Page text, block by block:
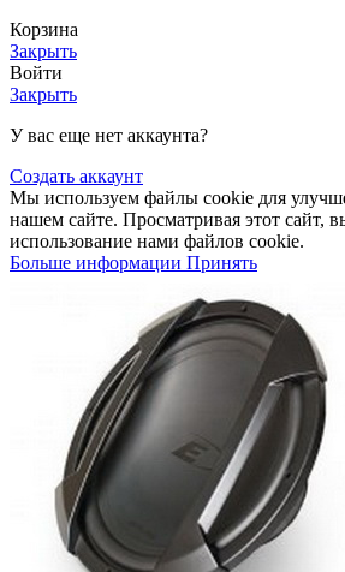
Корзина
Закрыть
Войти
Закрыть
У вас еще нет аккаунта?
Создать аккаунт
Мы используем файлы cookie для
нашем сайте. Просматривая этот сайт,
использование нами файлов cookie.
Больше информации Принять